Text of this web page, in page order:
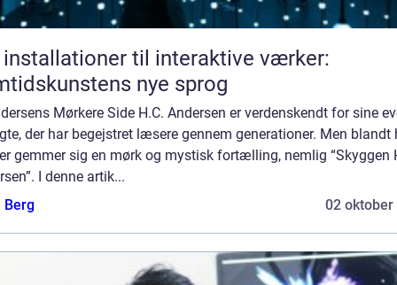
installationer til interaktive værker:
nye sprog
Mørkere Side H.C. Andersen er verdenskendt for sine
der har begejstret læsere gennem generationer. Men blandt
gemmer sig en mørk og mystisk fortælling, nemlig “Skyggen
I denne artik...
Berg
02 oktober